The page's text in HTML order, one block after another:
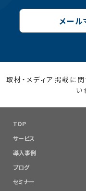
メール
取材・メディア掲載に
い
TOP
サービス
導入事例
ブログ
セミナー